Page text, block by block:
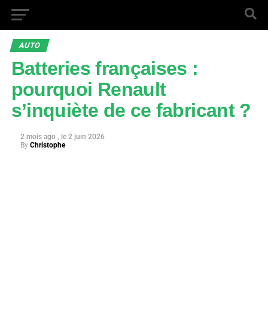
AUTO
Batteries françaises :
pourquoi Renault
s’inquiète de ce fabricant ?
2 mois ago
2 juin 2026
By Christophe